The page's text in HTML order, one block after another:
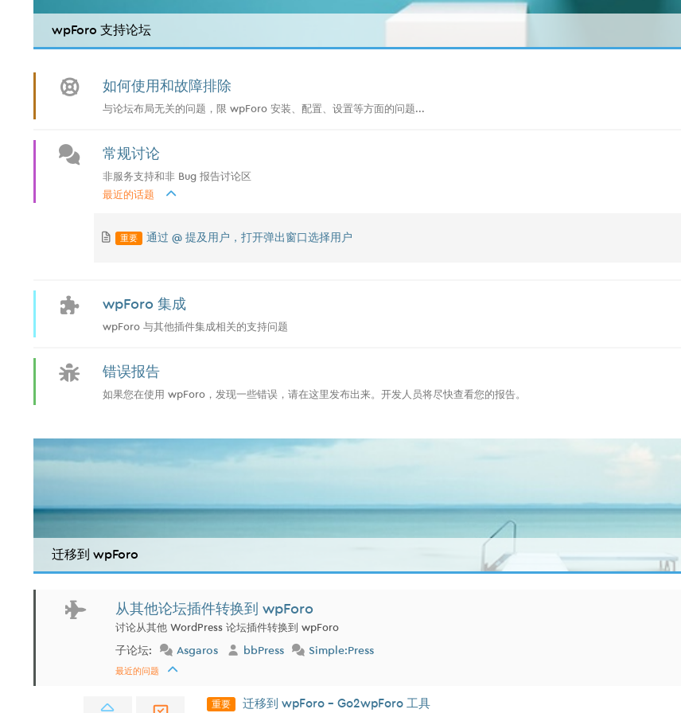
wpForo 支持论坛
如何使用和故障排除
与论坛布局无关的问题，限 wpForo 安装、配置、设置等方面的问题...
常规讨论
非服务支持和非 Bug 报告讨论区
最近的话题
重要 通过 @ 提及用户，打开弹出窗口选择用户
wpForo 集成
wpForo 与其他插件集成相关的支持问题
错误报告
如果您在使用 wpForo，发现一些错误，请在这里发布出来。开发人员将尽快查看您的报告。
迁移到 wpForo
从其他论坛插件转换到 wpForo
讨论从其他 WordPress 论坛插件转换到 wpForo
子论坛: Asgaros bbPress Simple:Press
最近的问题
重要 迁移到 wpForo - Go2wpForo 工具